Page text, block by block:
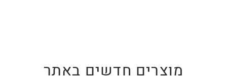
מוצרים חדשים באתר